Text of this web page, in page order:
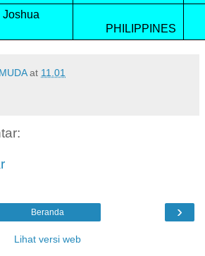
Joshua
PHILIPPINES
at 11.01
›
Beranda
Lihat versi web